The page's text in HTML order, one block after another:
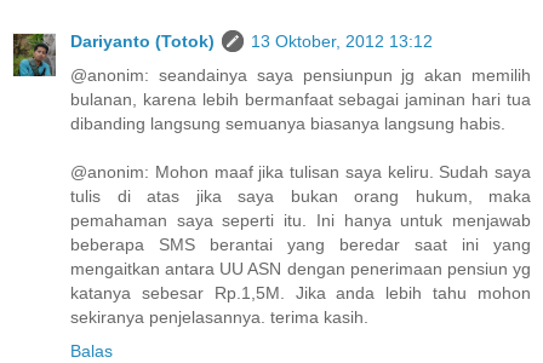
Dariyanto (Totok)
13 Oktober, 2012 13:12
@anonim: seandainya saya pensiunpun jg akan memilih
bulanan, karena lebih bermanfaat sebagai jaminan hari tua
dibanding langsung semuanya biasanya langsung habis.
@anonim: Mohon maaf jika tulisan saya keliru. Sudah saya
tulis di atas jika saya bukan orang hukum, maka
pemahaman saya seperti itu. Ini hanya untuk menjawab
beberapa SMS berantai yang beredar saat ini yang
mengaitkan antara UU ASN dengan penerimaan pensiun yg
katanya sebesar Rp.1,5M. Jika anda lebih tahu mohon
sekiranya penjelasannya. terima kasih.
Balas